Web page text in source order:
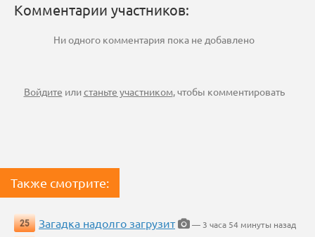
Комментарии участников:
Ни одного комментария пока не добавлено
Войдите илистаньте участником, чтобы комментировать
Также смотрите:
25 Загадка надолго загрузит
— 3 часа 54 минуты назад